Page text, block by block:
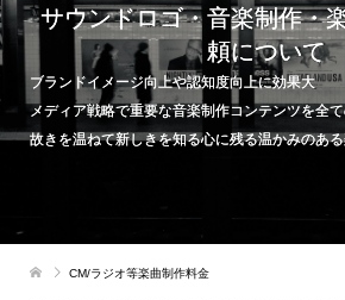
サウンドロゴ・音楽制作・
頼について
ブランドイメージ向上や認知度向上に効果大
メディア戦略で重要な音楽制作コンテンツを全
故きを温ねて新しきを知る心に残る温かみのあ
CM/ラジオ等楽曲制作料金